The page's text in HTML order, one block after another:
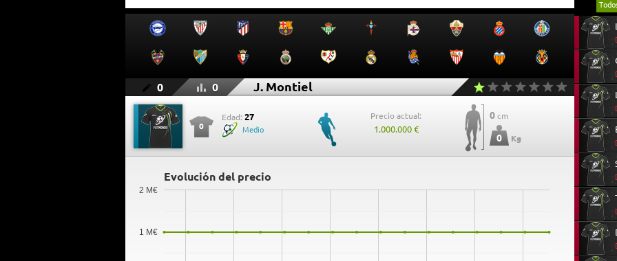
0 0 J. Montiel
0
Edad: 27
Medio
Precio actual:
1.000.000 €
0 cm
0 Kg
Evolución del precio
1 M€
2 M€